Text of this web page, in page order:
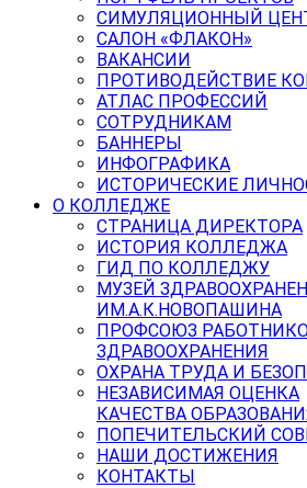
СИМУЛЯЦИОННЫЙ
САЛОН «ФЛАКОН»
ВАКАНСИИ
ПРОТИВОДЕЙСТВИЕ
АТЛАС ПРОФЕССИЙ
СОТРУДНИКАМ
БАННЕРЫ
ИНФОГРАФИКА
ИСТОРИЧЕСКИЕ
О КОЛЛЕДЖЕ
СТРАНИЦА ДИРЕКТОРА
ИСТОРИЯ КОЛЛЕДЖА
ГИД ПО КОЛЛЕДЖУ
МУЗЕЙ
ИМ.А.К.НОВОПАШИНА
ПРОФСОЮЗ
ЗДРАВООХРАНЕНИЯ
ОХРАНА ТРУДА И
НЕЗАВИСИМАЯ ОЦЕНКА
КАЧЕСТВА
ПОПЕЧИТЕЛЬСКИЙ
НАШИ ДОСТИЖЕНИЯ
КОНТАКТЫ